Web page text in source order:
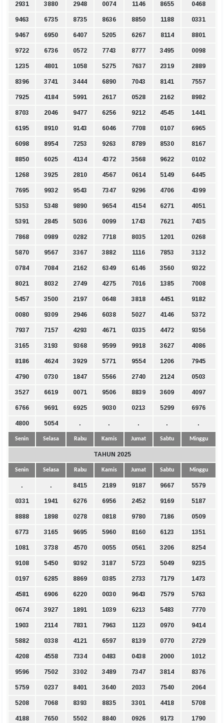
2931 3880 2948 0074 1146 8655 0468
9463 6735 8735 8636 8850 1188 0331
9467 6950 6407 5205 6267 8114 8801
9722 6736 0572 7743 8777 3495 0098
1235 4801 1058 5275 7637 2319 2889
8396 3741 3444 6890 7043 8141 7557
7925 4184 5991 2617 0528 2162 8982
8703 2046 9477 6256 9212 4545 1441
6195 8910 9143 6046 7708 0107 6965
6098 8954 7253 9263 8789 8530 8167
8850 6025 4134 4372 3568 9622 0102
1268 3925 2810 4567 0614 5149 6445
7695 9932 9543 7347 9296 4706 4399
5353 5348 9890 9654 4154 6271 4051
5391 2845 5036 0099 1743 7621 7435
7868 0989 0282 7718 8035 1201 0268
5870 9567 3367 3882 1116 7853 3132
0784 7084 2162 6349 6146 3560 9322
8021 8032 2749 4275 7016 1385 7008
5457 3500 2197 0648 3818 4451 9182
0080 9309 2946 6038 5027 4146 5372
7937 7157 4293 4671 0335 4472 9356
3165 3193 9368 9599 9918 3627 4086
8186 4624 3929 5771 9554 1206 7945
4790 0730 1847 5566 2740 2124 0503
3527 6619 0071 9506 8839 3609 4097
6766 9691 6925 9030 0213 5299 6976
4800 5054 . . . . .
Senin Selasa Rabu Kamis Jumat Sabtu Minggu
TAHUN 2025
Senin Selasa Rabu Kamis Jumat Sabtu Minggu
. . 8415 2189 9187 9667 5579
0331 1941 6276 6956 2452 9169 5187
8888 1898 0278 0818 9780 7186 0509
6773 3165 9695 5960 8160 6123 1351
1081 3738 4570 0055 0561 3206 8254
9108 5450 9392 3187 5723 5049 9235
0197 6285 8869 0385 2733 7179 1473
4581 6906 6220 0030 9643 7579 5763
0674 3927 1891 1039 6213 5483 7770
1903 2114 7831 7963 1123 0970 9414
5882 0338 4121 6597 8139 0770 2729
4208 4558 7334 0483 0438 2000 1012
9596 7502 3302 3489 7347 3814 8376
5759 0237 8401 3640 2033 7540 2064
5208 7068 8393 8835 3301 4418 5708
4188 7650 5502 8840 0926 9173 1790